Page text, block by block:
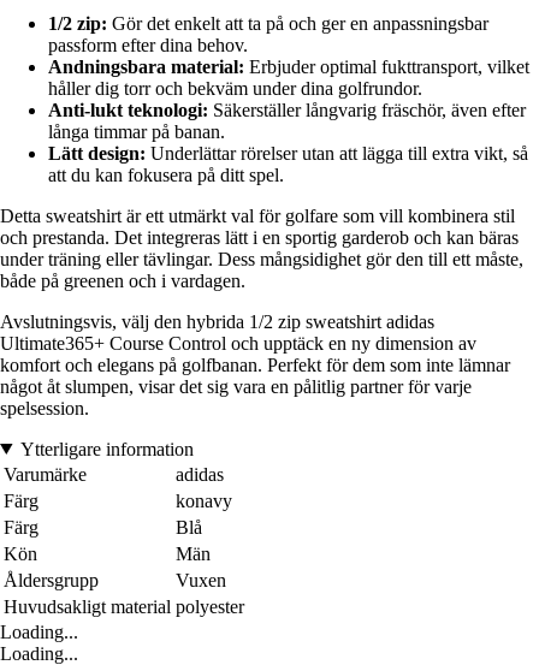
1/2 zip: Gör det enkelt att ta på och ger en anpassningsbar
passform efter dina behov.
Andningsbara material: Erbjuder optimal fukttransport, vilket
håller dig torr och bekväm under dina golfrundor.
Anti-lukt teknologi: Säkerställer långvarig fräschör, även efter
långa timmar på banan.
Lätt design: Underlättar rörelser utan att lägga till extra vikt, så
att du kan fokusera på ditt spel.
Detta sweatshirt är ett utmärkt val för golfare som vill kombinera stil
och prestanda. Det integreras lätt i en sportig garderob och kan bäras
under träning eller tävlingar. Dess mångsidighet gör den till ett måste,
både på greenen och i vardagen.
Avslutningsvis, välj den hybrida 1/2 zip sweatshirt adidas
Ultimate365+ Course Control och upptäck en ny dimension av
komfort och elegans på golfbanan. Perfekt för dem som inte lämnar
något åt slumpen, visar det sig vara en pålitlig partner för varje
spelsession.
Ytterligare information
Varumärke
adidas
Färg
konavy
Färg
Blå
Kön
Män
Åldersgrupp
Vuxen
Huvudsakligt material polyester
Loading...
Loading...